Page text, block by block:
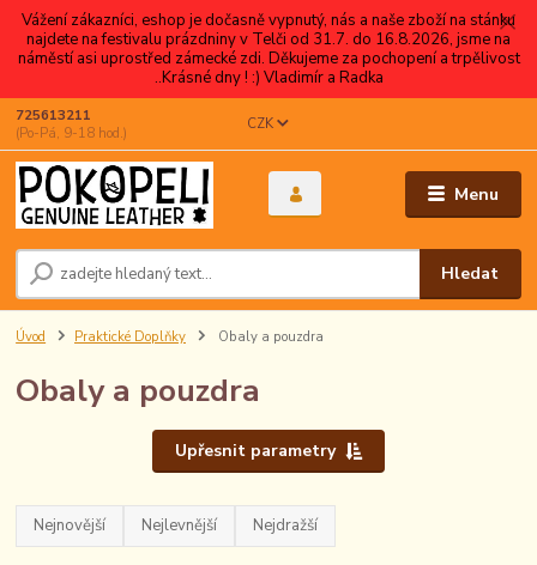
Vážení zákazníci, eshop je dočasně vypnutý, nás a naše zboží na stánku
najdete na festivalu prázdniny v Telči od 31.7. do 16.8.2026, jsme na
náměstí asi uprostřed zámecké zdi. Děkujeme za pochopení a trpělivost
..Krásné dny ! :) Vladimír a Radka
Menu
CZK
Hledat
725613211
(Po-Pá, 9-18 hod.)
Úvod Praktické Doplňky Obaly a pouzdra
Obaly a pouzdra
Upřesnit parametry
Nejnovější Nejlevnější Nejdražší